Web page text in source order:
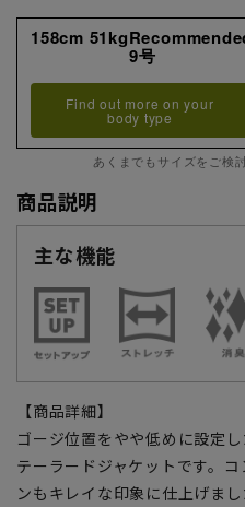
158cm
9号
Find out more on your
body type
あくまでもサイズをご検
商品説明
主な機能
【商品詳細】
ゴージ位置をやや低めに設定
テーラードジャケットです。
ンもキレイな印象に仕上げま